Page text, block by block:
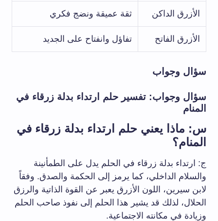
الأزرق الداكن ثقة عميقة ونضج فكري
الأزرق الفاتح تفاؤل وانفتاح على الجديد
سؤال وجواب
سؤال وجواب: تفسير حلم ارتداء بدلة زرقاء في
المنام
س: ماذا يعني حلم ارتداء بدلة زرقاء في
المنام؟
ج: ارتداء بدلة زرقاء في الحلم يدل على الطمأنينة
والسلام الداخلي، كما يرمز إلى الحكمة والصدق. وفقاً
لابن سيرين، اللون الأزرق يعبر عن القوة الذاتية والرزق
الحلال، لذلك قد يشير هذا الحلم إلى نفوذ صاحب الحلم
وزيادة في مكانته الاجتماعية.